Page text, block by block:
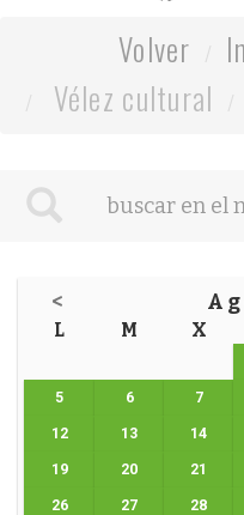
Volver
Vélez cultural
<
L M X
5 6 7
12 13 14
19 20 21
26 27 28